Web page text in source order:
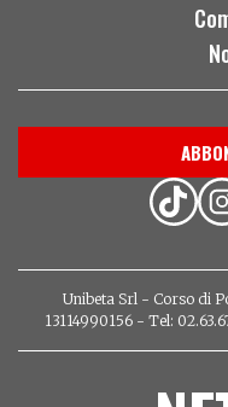
Unibeta Srl - Corso di
13114990156 - Tel: